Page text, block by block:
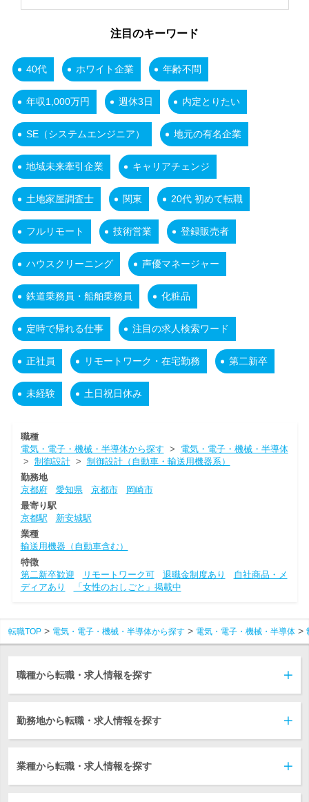
注目のキーワード
40代 ホワイト企業 年齢不問
年収1,000万円 週休3日 内定とりたい
SE（システムエンジニア） 地元の有名企業
地域未来牽引企業 キャリアチェンジ
土地家屋調査士 関東 20代 初めて転職
フルリモート 技術営業 登録販売者
ハウスクリーニング 声優マネージャー
鉄道乗務員・船舶乗務員 化粧品
定時で帰れる仕事 注目の求人検索ワード
正社員 リモートワーク・在宅勤務 第二新卒
未経験 土日祝日休み
職種
電気・電子・機械・半導体から探す > 電気・電子・機械・半導体
> 制御設計> 制御設計（自動車・輸送用機器系）
勤務地
京都府
愛知県 京都市
岡崎市
最寄り駅
京都駅
新安城駅
業種
輸送用機器（自動車含む）
特徴
第二新卒歓迎
リモートワーク可 退職金制度あり
自社商品・メ
ディアあり
「女性のおしごと」掲載中
転職TOP 電気・電子・機械・半導体から探す 電気・電子・機械・半導体
職種から転職・求人情報を探す
勤務地から転職・求人情報を探す
業種から転職・求人情報を探す